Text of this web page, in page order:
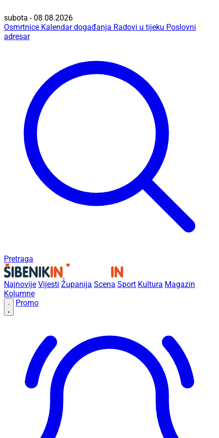
subota - 08.08.2026
Osmrtnice Kalendar događanja Radovi u tijeku Poslovni
adresar
Pretraga
Najnovije Vijesti Županija Scena Sport Kultura Magazin
Kolumne
Promo